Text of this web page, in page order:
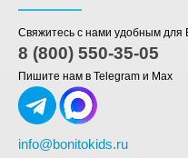
Свяжитесь с нами удобным для
8 (800) 550-35-05
Пишите нам в Telegram и Max
info@bonitokids.ru